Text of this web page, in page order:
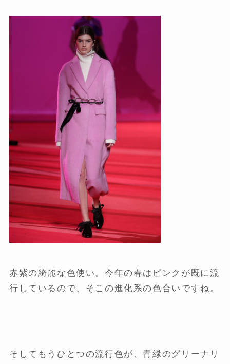
赤紫の綺麗な色使い。今年の春はピンクが既に流
行しているので、そこの進化系の色合いですね。
そしてもうひとつの流行色が、青緑のグリーナリ